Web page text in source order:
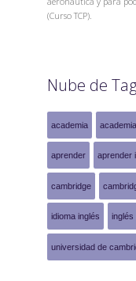
(Curso TCP).
Nube de
academia
aprender aprender
cambridge
idioma inglés inglés
universidad de